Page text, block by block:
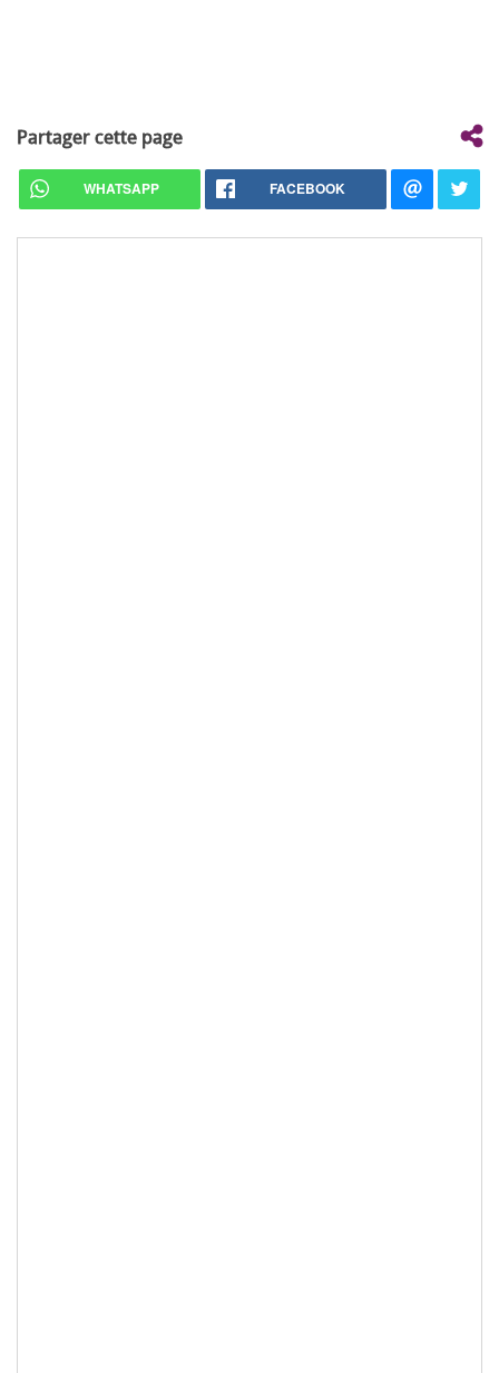
Partager cette page
WHATSAPP FACEBOOK